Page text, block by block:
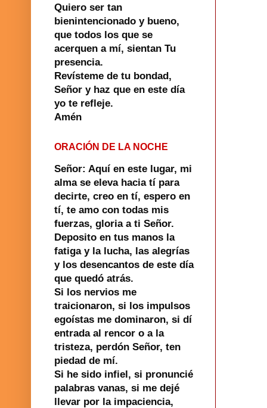
Quiero ser tan
bienintencionado y bueno,
que todos los que se
acerquen a mí, sientan Tu
presencia.
Revísteme de tu bondad,
Señor y haz que en este día
yo te refleje.
Amén
ORACIÓN DE LA NOCHE
Señor: Aquí en este lugar, mi
alma se eleva hacia tí para
decirte, creo en tí, espero en
tí, te amo con todas mis
fuerzas, gloria a ti Señor.
Deposito en tus manos la
fatiga y la lucha, las alegrías
y los desencantos de este día
que quedó atrás.
Si los nervios me
traicionaron, si los impulsos
egoístas me dominaron, si dí
entrada al rencor o a la
tristeza, perdón Señor, ten
piedad de mí.
Si he sido infiel, si pronuncié
palabras vanas, si me dejé
llevar por la impaciencia,